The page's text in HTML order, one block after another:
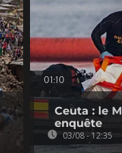
01:10
Ceuta : le
enquête
03/08 - 12:35